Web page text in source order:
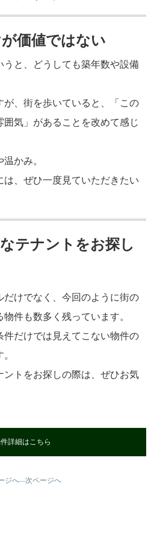
が価値ではない
うと、どうしても築年数や設備
が、街を歩いていると、「この
気」があることを改めて感じ
かみ。
は、ぜひ一度見ていただきたい
テナントをお探し
だけでなく、今回のように街の
件も数多く残っています。
件だけでは見えてこない物件の
ントをお探しの際は、ぜひお気
詳細はこちら
ジへ—次ページへ